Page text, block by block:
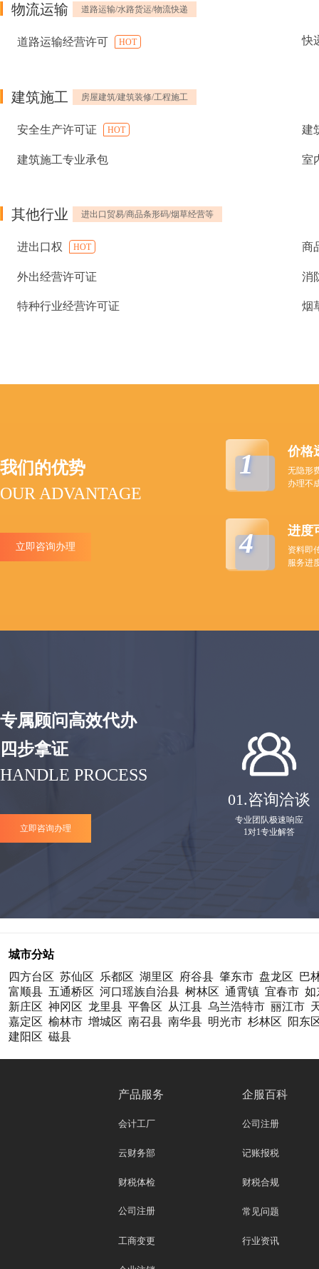
物流运输 道路运输/水路货运/物流快递
道路运输经营许可 HOT 快
建筑施工 房屋建筑/建筑装修/工程施工
安全生产许可证 HOT 建
建筑施工专业承包 室
其他行业 进出口贸易/商品条形码/烟草经营等
进出口权 HOT 商
外出经营许可证 消
特种行业经营许可证 烟
我们的优势
OUR ADVANTAGE
立即咨询办理
1 价格
无隐形
办理不
4 进度
资料即
服务进
专属顾问高效代办
四步拿证
HANDLE PROCESS
立即咨询办理
01.咨询洽谈
专业团队极速响应
1对1专业解答
城市分站
四方台区 苏仙区 乐都区 湖里区 府谷县 肇东市 盘龙区
巴
富顺县 五通桥区 河口瑶族自治县 树林区 通霄镇 宜春市 如
新庄区 神冈区 龙里县 平鲁区 从江县 乌兰浩特市 丽江市
嘉定区 榆林市 增城区 南召县 南华县 明光市 杉林区
阳东
建阳区 磁县
产品服务
会计工厂
云财务部
财税体检
公司注册
工商变更
企服百科
公司注册
记账报税
财税合规
常见问题
行业资讯